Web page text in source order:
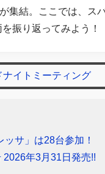
集結。ここでは、ス
振り返ってみよう！
イトミーティング
サ」は28台参加！
2026年3月31日発売!!